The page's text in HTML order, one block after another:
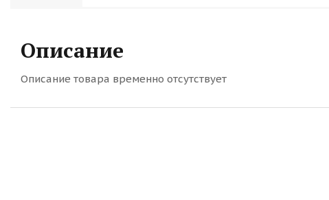
Описание
Описание товара временно отсутствует